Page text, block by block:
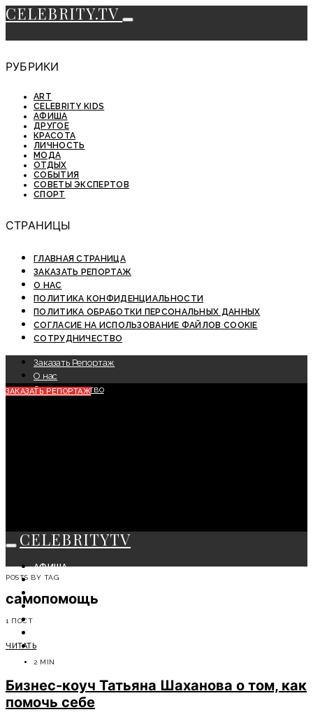
CELEBRITY.TV
РУБРИКИ
ART
CELEBRITY KIDS
АФИША
ДРУГОЕ
КРАСОТА
ЛИЧНОСТЬ
МОДА
ОТДЫХ
СОБЫТИЯ
СОВЕТЫ ЭКСПЕРТОВ
СПОРТ
СТРАНИЦЫ
ГЛАВНАЯ СТРАНИЦА
ЗАКАЗАТЬ РЕПОРТАЖ
О НАС
ПОЛИТИКА КОНФИДЕНЦИАЛЬНОСТИ
ПОЛИТИКА ОБРАБОТКИ ПЕРСОНАЛЬНЫХ ДАННЫХ
СОГЛАСИЕ НА ИСПОЛЬЗОВАНИЕ ФАЙЛОВ COOKIE
СОТРУДНИЧЕСТВО
Заказать Репортаж
О нас
Сотрудничество
ЗАКАЗАТЬ РЕПОРТАЖ
CELEBRITYTV
АФИША
СОБЫТИЯ
КРАСОТА
МОДА
СОВЕТЫ ЭКСПЕРТОВ
POSTS BY TAG
самопомощь
1 ПОСТ
ЧИТАТЬ
2 MIN
Бизнес-коуч Татьяна Шаханова о том, как
помочь себе